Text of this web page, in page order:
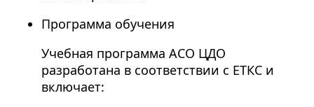
Программа обучения
Учебная программа АСО ЦДО
разработана в соответствии с ЕТКС и
включает: